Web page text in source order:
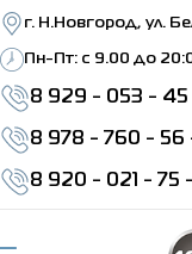
г. Н.Новгород, ул.
Пн-Пт: c 9.00 до
8 929 - 053 - 45
8 978 - 760 - 56
8 920 - 021 - 75